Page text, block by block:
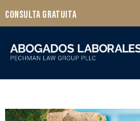
Consulta Gratuita